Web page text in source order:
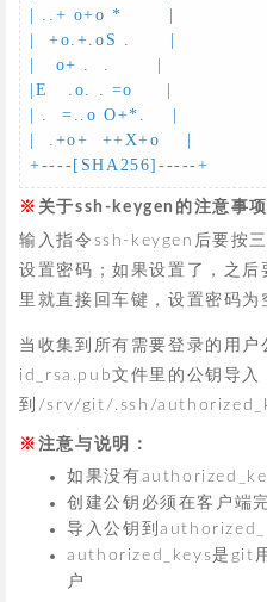
| ..+ o+o *       |
|  +o.+.oS .      |
|   o+ .  .       |
|E   .o. . =o     |
| .  =..o O+*.    |
|  .+o+  ++X+o    |
+----[SHA256]-----+
关于ssh-keygen的注意事项
输入指令ssh-keygen后要按
设置密码；如果设置了，之
里就直接回车键，设置密码为
当收集到所有需要登录的用户
id_rsa.pub文件里的公钥导入
到/srv/git/.ssh/
注意与说明：
如果没有
创建公钥必须在客户端
导入公钥到
authorized_keys是git
户